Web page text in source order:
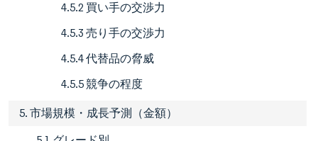
4.5.2 買い手の交渉力
4.5.3 売り手の交渉力
4.5.4 代替品の脅威
4.5.5 競争の程度
5. 市場規模・成長予測（金額）